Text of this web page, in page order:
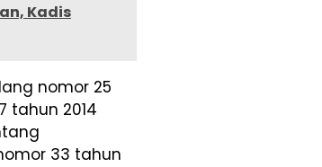
Kadis
nomor 25
tahun 2014
33 tahun